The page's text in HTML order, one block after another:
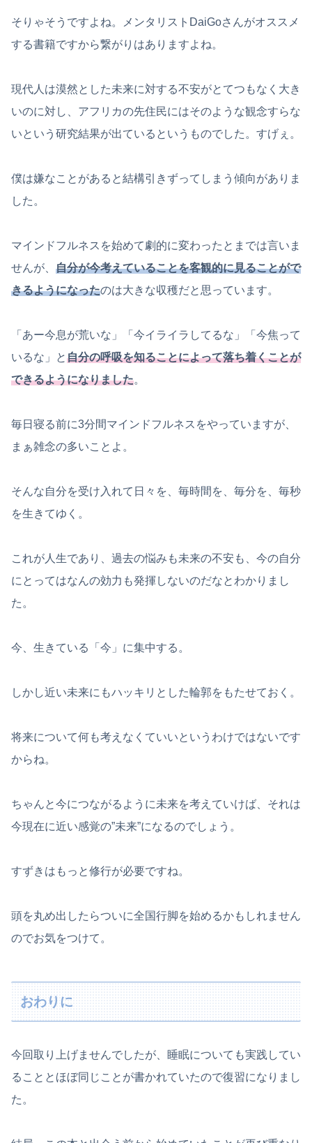
そりゃそうですよね。メンタリストDaiGoさんがオススメ
する書籍ですから繋がりはありますよね。
現代人は漠然とした未来に対する不安がとてつもなく大き
いのに対し、アフリカの先住民にはそのような観念すらな
いという研究結果が出ているというものでした。すげぇ。
僕は嫌なことがあると結構引きずってしまう傾向がありま
した。
マインドフルネスを始めて劇的に変わったとまでは言いま
せんが、 自分が今考えていることを客観的に見ることがで
きるようになったのは大きな収穫だと思っています。
「あー今息が荒いな」「今イライラしてるな」「今焦って
いるな」と自分の呼吸を知ることによって落ち着くことが
できるようになりました。
毎日寝る前に3分間マインドフルネスをやっていますが、
まぁ雑念の多いことよ。
そんな自分を受け入れて日々を、毎時間を、毎分を、毎秒
を生きてゆく。
これが人生であり、過去の悩みも未来の不安も、今の自分
にとってはなんの効力も発揮しないのだなとわかりまし
た。
今、生きている「今」に集中する。
しかし近い未来にもハッキリとした輪郭をもたせておく。
将来について何も考えなくていいというわけではないです
からね。
ちゃんと今につながるように未来を考えていけば、それは
今現在に近い感覚の”未来”になるのでしょう。
すずきはもっと修行が必要ですね。
頭を丸め出したらついに全国行脚を始めるかもしれません
のでお気をつけて。
おわりに
今回取り上げませんでしたが、睡眠についても実践してい
ることとほぼ同じことが書かれていたので復習になりまし
た。